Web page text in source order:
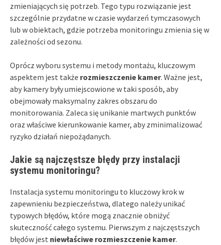
zmieniających się potrzeb. Tego typu rozwiązanie jest
szczególnie przydatne w czasie wydarzeń tymczasowych
lub w obiektach, gdzie potrzeba monitoringu zmienia się w
zależności od sezonu.
Oprócz wyboru systemu i metody montażu, kluczowym
aspektem jest także rozmieszczenie kamer. Ważne jest,
aby kamery były umiejscowione w taki sposób, aby
obejmowały maksymalny zakres obszaru do
monitorowania. Zaleca się unikanie martwych punktów
oraz właściwe kierunkowanie kamer, aby zminimalizować
ryzyko działań niepożądanych.
Jakie są najczęstsze błędy przy instalacji
systemu monitoringu?
Instalacja systemu monitoringu to kluczowy krok w
zapewnieniu bezpieczeństwa, dlatego należy unikać
typowych błędów, które mogą znacznie obniżyć
skuteczność całego systemu. Pierwszym z najczęstszych
błędów jest niewłaściwe rozmieszczenie kamer.